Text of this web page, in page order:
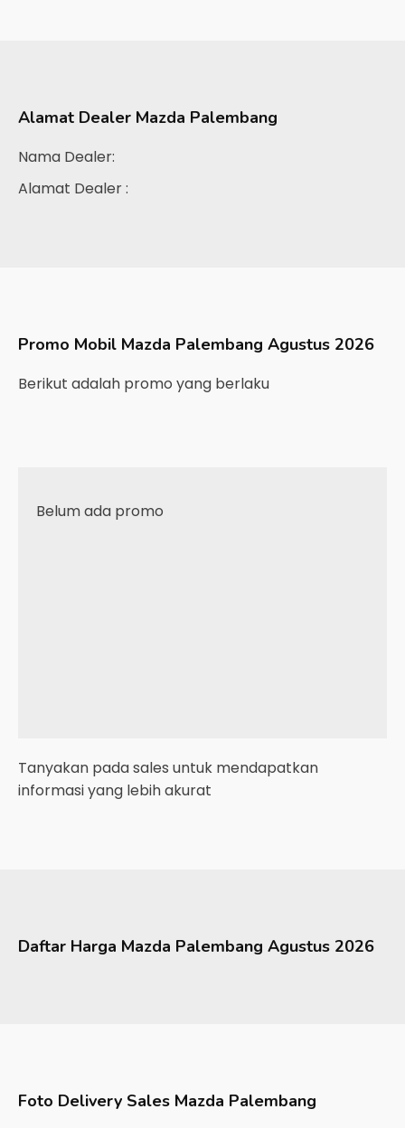
Alamat Dealer Mazda Palembang
Nama Dealer:
Alamat Dealer :
Promo Mobil Mazda Palembang Agustus 2026
Berikut adalah promo yang berlaku
Belum ada promo
Tanyakan pada sales untuk mendapatkan
informasi yang lebih akurat
Daftar Harga Mazda Palembang Agustus 2026
Foto Delivery Sales Mazda Palembang